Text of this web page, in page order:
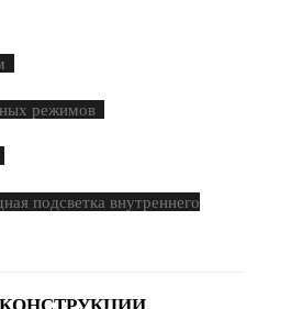
режимов
подсветка внутреннего